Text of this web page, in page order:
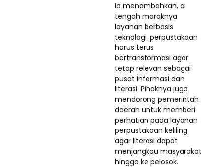
Ia menambahkan, di
tengah maraknya
layanan berbasis
teknologi, perpustakaan
harus terus
bertransformasi agar
tetap relevan sebagai
pusat informasi dan
literasi. Pihaknya juga
mendorong pemerintah
daerah untuk memberi
perhatian pada layanan
perpustakaan keliling
agar literasi dapat
menjangkau masyarakat
hingga ke pelosok.